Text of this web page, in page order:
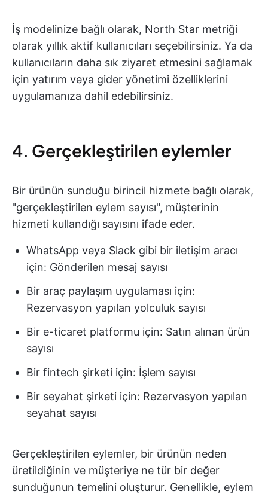
İş modelinize bağlı olarak, North Star metriği
olarak yıllık aktif kullanıcıları seçebilirsiniz. Ya da
kullanıcıların daha sık ziyaret etmesini sağlamak
için yatırım veya gider yönetimi özelliklerini
uygulamanıza dahil edebilirsiniz.
4. Gerçekleştirilen eylemler
Bir ürünün sunduğu birincil hizmete bağlı olarak,
"gerçekleştirilen eylem sayısı", müşterinin
hizmeti kullandığı sayısını ifade eder.
WhatsApp veya Slack gibi bir iletişim aracı
için: Gönderilen mesaj sayısı
Bir araç paylaşım uygulaması için:
Rezervasyon yapılan yolculuk sayısı
Bir e-ticaret platformu için: Satın alınan ürün
sayısı
Bir fintech şirketi için: İşlem sayısı
Bir seyahat şirketi için: Rezervasyon yapılan
seyahat sayısı
Gerçekleştirilen eylemler, bir ürünün neden
üretildiğinin ve müşteriye ne tür bir değer
sunduğunun temelini oluşturur. Genellikle, eylem